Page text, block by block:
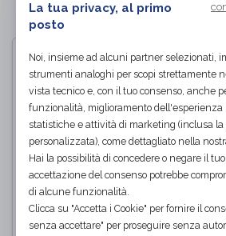
La tua privacy, al primo
posto
Noi, insieme ad alcuni partner selezionati,
strumenti analoghi per scopi strettamente
vista tecnico e, con il tuo consenso, anche
funzionalità, miglioramento dell'esperienza
statistiche e attività di marketing (inclusa
personalizzata), come dettagliato nella
Hai la possibilità di concedere o negare il
accettazione del consenso potrebbe
di alcune funzionalità.
Clicca su "Accetta i Cookie" per fornire il
senza accettare" per proseguire senza